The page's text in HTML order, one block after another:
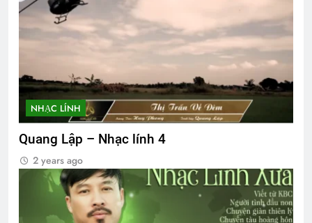
NHẠC LÍNH
Quang Lập – Nhạc lính 4
2 years ago